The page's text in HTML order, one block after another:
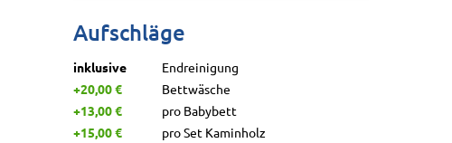
Aufschläge
inklusive
Endreinigung
+20,00 €
Bettwäsche
+13,00 €
pro Babybett
+15,00 €
pro Set Kaminholz